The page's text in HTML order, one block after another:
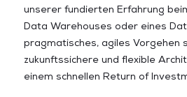
unserer fundierten Erfahrung
Data Warehouses oder eines
pragmatisches, agiles Vorgehen
zukunftssichere und flexible
einem schnellen Return of